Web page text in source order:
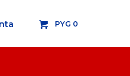
PYG 0